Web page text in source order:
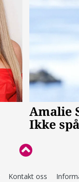
Kontakt oss